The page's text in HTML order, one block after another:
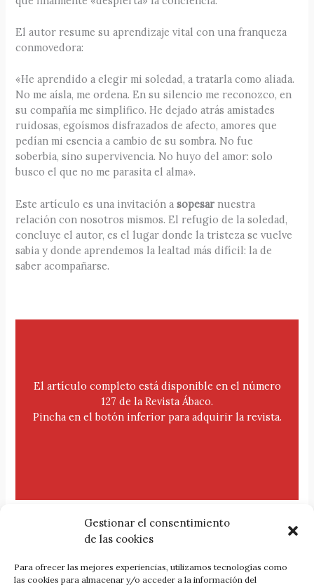
Gestionar el consentimiento
de las cookies
Para ofrecer las mejores experiencias, utilizamos tecnologías como
las cookies para almacenar y/o acceder a la información del
El autor resume su aprendizaje vital con una franqueza
conmovedora:
«He aprendido a elegir mi soledad, a tratarla como aliada.
No me aísla, me ordena. En su silencio me reconozco, en
su compañía me simplifico. He dejado atrás amistades
ruidosas, egoísmos disfrazados de afecto, amores que
pedían mi esencia a cambio de su sombra. No fue
soberbia, sino supervivencia. No huyo del amor: solo
busco el que no me parasita el alma».
Este artículo es una invitación asopesar nuestra
relación con nosotros mismos. El refugio de la soledad,
concluye el autor, es el lugar donde la tristeza se vuelve
sabia y donde aprendemos la lealtad más difícil: la de
saber acompañarse.
El artículo completo está disponible en el número
127 de la Revista Ábaco.
Pincha en el botón inferior para adquirir la revista.
Comprar la revista Ábaco 127